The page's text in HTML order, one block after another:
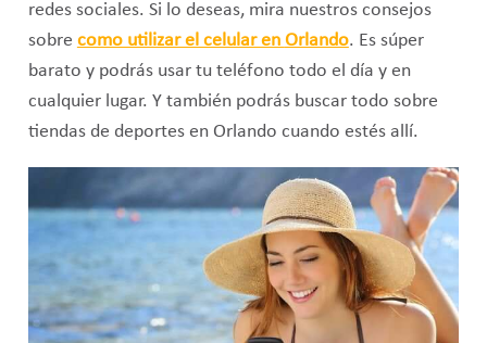
redes sociales. Si lo deseas, mira nuestros consejos
sobre como utilizar el celular en Orlando. Es súper
barato y podrás usar tu teléfono todo el día y en
cualquier lugar. Y también podrás buscar todo sobre
tiendas de deportes en Orlando cuando estés allí.